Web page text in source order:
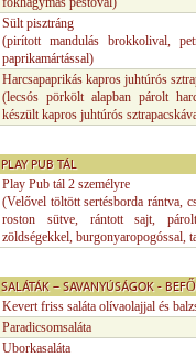
Sült pisztráng
(pirított mandulás brokkolival,
paprikamártással)
Harcsapaprikás kapros juhtúrós
(lecsós pörkölt alapban párolt
készült kapros juhtúrós
PLAY PUB TÁL
Play Pub tál 2 személyre
(Velővel töltött sertésborda rántva,
roston sütve, rántott sajt,
zöldségekkel, burgonyaropogóssal,
SALÁTÁK – SAVANYÚSÁGOK -
Kevert friss saláta olívaolajjal és
Paradicsomsaláta
Uborkasaláta